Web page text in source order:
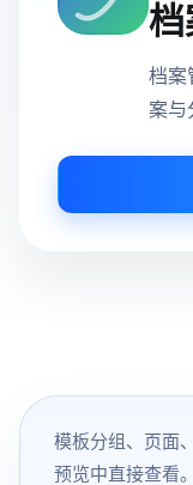
档
档案
案与
模板分组、页面
预览中直接查看。